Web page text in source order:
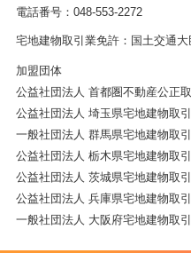
電話番号：048-553-2272
宅地建物取引業免許：国土交通大
加盟団体
公益社団法人 首都圏不動産公正
公益社団法人 埼玉県宅地建物取
一般社団法人 群馬県宅地建物取
公益社団法人 栃木県宅地建物取
公益社団法人 茨城県宅地建物取
公益社団法人 兵庫県宅地建物取
一般社団法人 大阪府宅地建物取